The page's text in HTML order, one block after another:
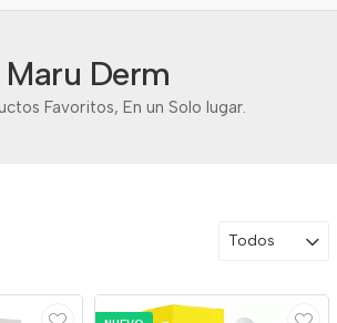
Maru Derm
Favoritos, En un Solo lugar.
Todos